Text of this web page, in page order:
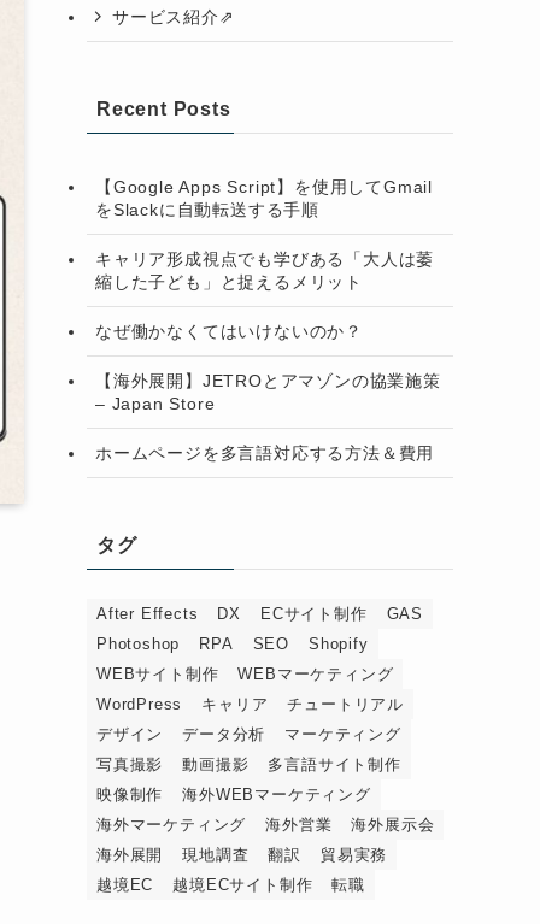
サービス紹介⇗
Recent Posts
【Google Apps Script】を使用してGmail
をSlackに自動転送する手順
キャリア形成視点でも学びある「大人は萎
縮した子ども」と捉えるメリット
なぜ働かなくてはいけないのか？
【海外展開】JETROとアマゾンの協業施策
– Japan Store
ホームページを多言語対応する方法＆費用
タグ
After Effects DX ECサイト制作
GAS
Photoshop
RPA SEO
Shopify
WEBサイト制作
WEBマーケティング
WordPress
キャリア
チュートリアル
デザイン
データ分析
マーケティング
写真撮影
動画撮影
多言語サイト制作
映像制作
海外WEBマーケティング
海外マーケティング
海外営業
海外展示会
海外展開
現地調査 翻訳
貿易実務
越境EC
越境ECサイト制作 転職